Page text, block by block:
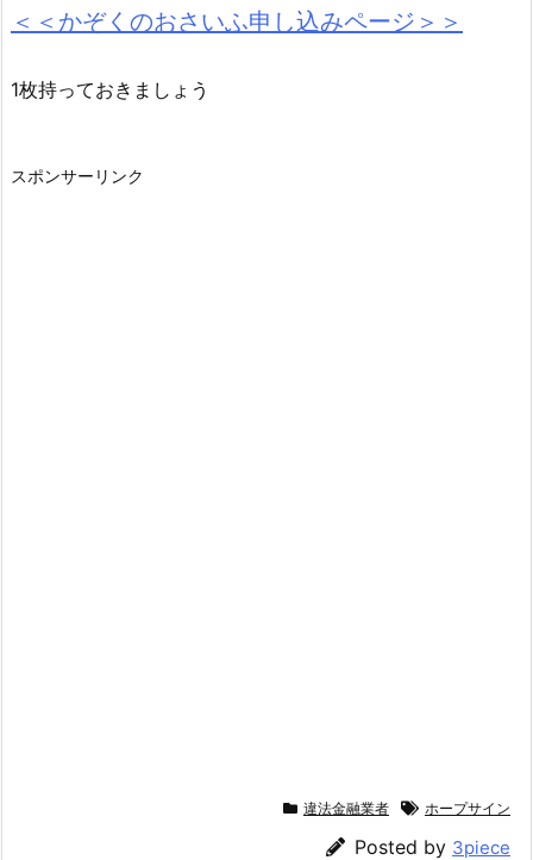
＜＜かぞくのおさいふ申し込みページ＞＞
1枚持っておきましょう
スポンサーリンク
違法金融業者 ホープサイン
Posted by 3piece